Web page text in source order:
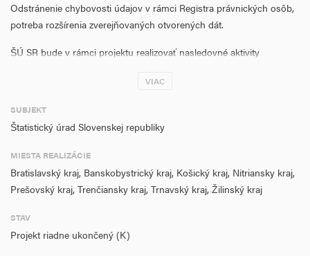
Odstránenie chybovosti údajov v rámci Registra právnických osôb,
potreba rozšírenia zverejňovaných otvorených dát.
ŠÚ SR bude v rámci projektu realizovať nasledovné aktivity
A5 Automatizovaná tvorba a zverejňovanie otvorených údajov
A7 Dátová legislatíva
VIAC
SUBJEKT
Štatistický úrad Slovenskej republiky
MIESTA REALIZÁCIE
Bratislavský kraj, Banskobystrický kraj, Košický kraj, Nitriansky kraj,
Prešovský kraj, Trenčiansky kraj, Trnavský kraj, Žilinský kraj
STAV
Projekt riadne ukončený (K)